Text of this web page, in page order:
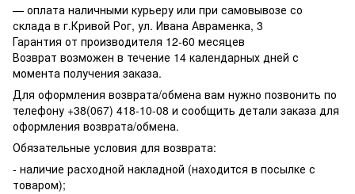
— оплата наличными курьеру или при самовывозе со
склада в г.Кривой Рог, ул. Ивана Авраменка, 3
Гарантия от производителя 12-60 месяцев
Возврат возможен в течение 14 календарных дней с
момента получения заказа.
Для оформления возврата/обмена вам нужно позвонить по
телефону +38(067) 418-10-08 и сообщить детали заказа для
оформления возврата/обмена.
Обязательные условия для возврата:
- наличие расходной накладной (находится в посылке с
товаром);